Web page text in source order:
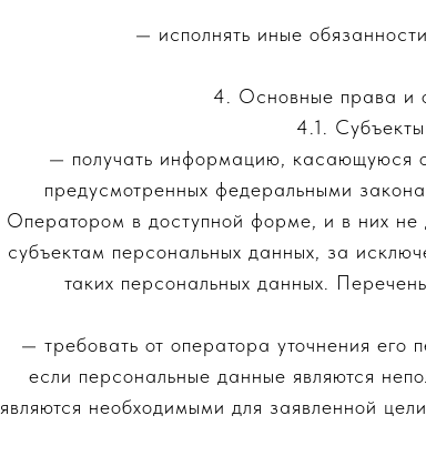
— исполнять иные
4. Основные права и
4.1.
— получать информацию, касающуюся
предусмотренных федеральными
Оператором в доступной форме, и в них
субъектам персональных данных, за
таких персональных данных.
— требовать от оператора уточнения его
если персональные данные являются
являются необходимыми для заявленной